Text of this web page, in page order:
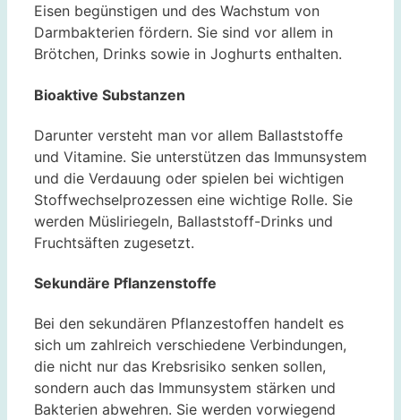
Eisen begünstigen und des Wachstum von
Darmbakterien fördern. Sie sind vor allem in
Brötchen, Drinks sowie in Joghurts enthalten.
Bioaktive Substanzen
Darunter versteht man vor allem Ballaststoffe
und Vitamine. Sie unterstützen das Immunsystem
und die Verdauung oder spielen bei wichtigen
Stoffwechselprozessen eine wichtige Rolle. Sie
werden Müsliriegeln, Ballaststoff-Drinks und
Fruchtsäften zugesetzt.
Sekundäre Pflanzenstoffe
Bei den sekundären Pflanzestoffen handelt es
sich um zahlreich verschiedene Verbindungen,
die nicht nur das Krebsrisiko senken sollen,
sondern auch das Immunsystem stärken und
Bakterien abwehren. Sie werden vorwiegend